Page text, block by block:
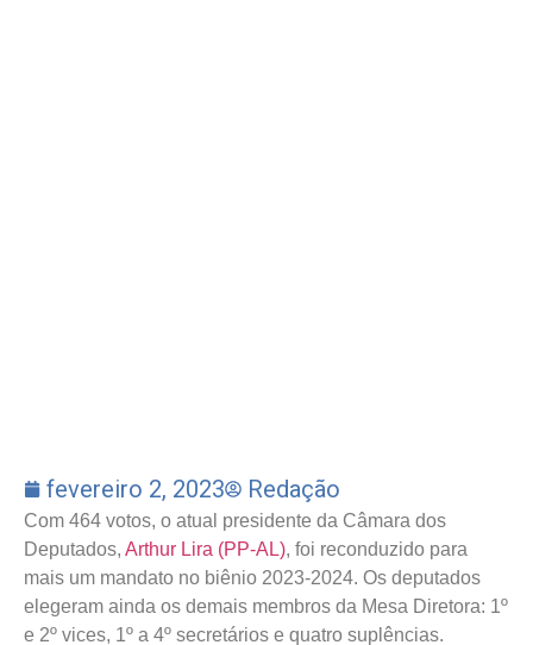
fevereiro 2, 2023 Redação
Com 464 votos, o atual presidente da Câmara dos
Deputados, Arthur Lira (PP-AL), foi reconduzido para
mais um mandato no biênio 2023-2024. Os deputados
elegeram ainda os demais membros da Mesa Diretora: 1º
e 2º vices, 1º a 4º secretários e quatro suplências.